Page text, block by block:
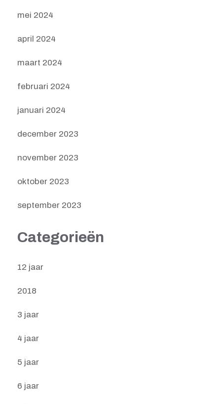
mei 2024
april 2024
maart 2024
februari 2024
januari 2024
december 2023
november 2023
oktober 2023
september 2023
Categorieën
12 jaar
2018
3 jaar
4 jaar
5 jaar
6 jaar